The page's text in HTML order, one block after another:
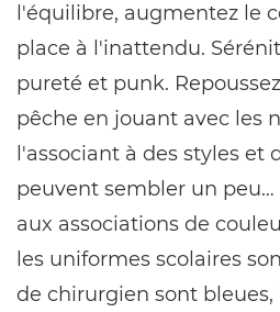
l'équilibre, augmentez le
place à l'inattendu.
pureté et punk.
pêche en jouant avec les
l'associant à des styles et
peuvent sembler un peu…
aux associations de
les uniformes scolaires
de chirurgien sont bleues,